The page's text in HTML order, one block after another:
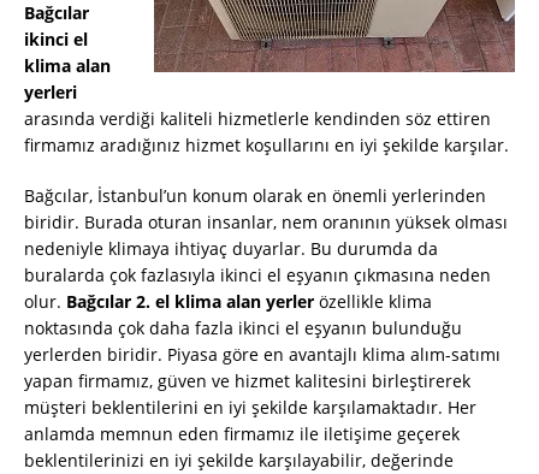
Bağcılar
ikinci el
klima alan
yerleri
arasında verdiği kaliteli hizmetlerle kendinden söz ettiren
firmamız aradığınız hizmet koşullarını en iyi şekilde karşılar.
Bağcılar, İstanbul’un konum olarak en önemli yerlerinden
biridir. Burada oturan insanlar, nem oranının yüksek olması
nedeniyle klimaya ihtiyaç duyarlar. Bu durumda da
buralarda çok fazlasıyla ikinci el eşyanın çıkmasına neden
olur. Bağcılar 2. el klima alan yerler özellikle klima
noktasında çok daha fazla ikinci el eşyanın bulunduğu
yerlerden biridir. Piyasa göre en avantajlı klima alım-satımı
yapan firmamız, güven ve hizmet kalitesini birleştirerek
müşteri beklentilerini en iyi şekilde karşılamaktadır. Her
anlamda memnun eden firmamız ile iletişime geçerek
beklentilerinizi en iyi şekilde karşılayabilir, değerinde